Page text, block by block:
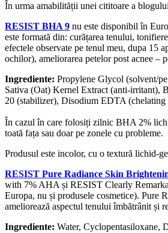
În urma amabilității unei cititoare a
RESIST BHA 9 nu este disponibil în
este formată din: curățarea tenului,
efectele observate pe tenul meu, dupa 15
ochilor), ameliorarea petelor post acnee –
Ingrediente: Propylene Glycol (solvent/
Sativa (Oat) Kernel Extract (anti-irritant),
20 (stabilizer), Disodium EDTA (chelating
În cazul în care folosiți zilnic BHA 2%
toată fața sau doar pe zonele cu probleme.
Produsul este incolor, cu o textură lichid-
RESIST Pure Radiance Skin
with 7% AHA și RESIST Clearly
Europa, nu și produsele cosmetice). Pure
ameliorează aspectul tenului îmbătrânit și
Ingrediente: Water, Cyclopentasiloxane,